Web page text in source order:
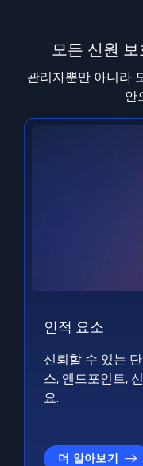
모든 신원 보
관리자뿐만 아니라
안
인적 요소
신뢰할 수 있는
스, 엔드포인트,
요.
더 알아보기